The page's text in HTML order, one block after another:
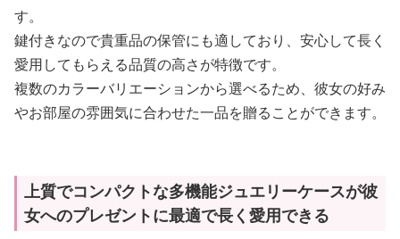
す。
鍵付きなので貴重品の保管にも適しており、安心して長く
愛用してもらえる品質の高さが特徴です。
複数のカラーバリエーションから選べるため、彼女の好み
やお部屋の雰囲気に合わせた一品を贈ることができます。
上質でコンパクトな多機能ジュエリーケースが彼
女へのプレゼントに最適で長く愛用できる